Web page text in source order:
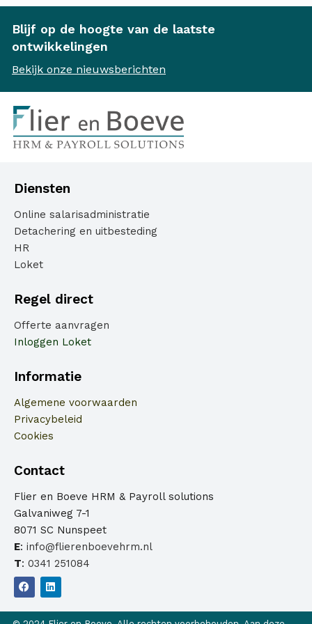
Blijf op de hoogte van de laatste
ontwikkelingen
Bekijk onze nieuwsberichten
Diensten
Online salarisadministratie
Detachering en uitbesteding
HR
Loket
Regel direct
Offerte aanvragen
Inloggen Loket
Informatie
Algemene voorwaarden
Privacybeleid
Cookies
Contact
Flier en Boeve HRM & Payroll solutions
Galvaniweg 7-1
8071 SC Nunspeet
E: info@flierenboevehrm.nl
T: 0341 251084
F
a
c
e
L
i
n
k